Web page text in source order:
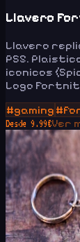
Llavero
Llavero
PS5.
iconicos
Logo
#gaming #
Desde 9.99€Ver